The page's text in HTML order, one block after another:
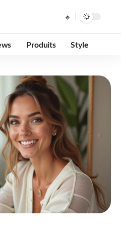
Produits Style